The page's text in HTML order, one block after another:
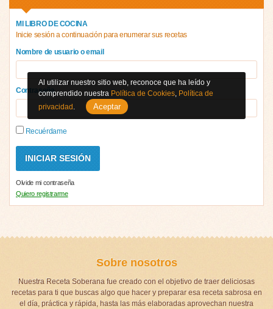
MI LIBRO DE COCINA
Inicie sesión a continuación para enumerar sus recetas
Nombre de usuario o email
Contraseña
Recuérdame
Olvide mi contraseña
Quiero registrarme
Sobre nosotros
Nuestra Receta Soberana fue creado con el objetivo de traer deliciosas
recetas para ti que buscas algo que hacer y preparar esa receta sabrosa en
el día, práctica y rápida, hasta las más elaboradas aprovechan nuestra
Al utilizar nuestro sitio web, reconoce que ha leído y
comprendido nuestra Política de Cookies, Política de
privacidad . Aceptar